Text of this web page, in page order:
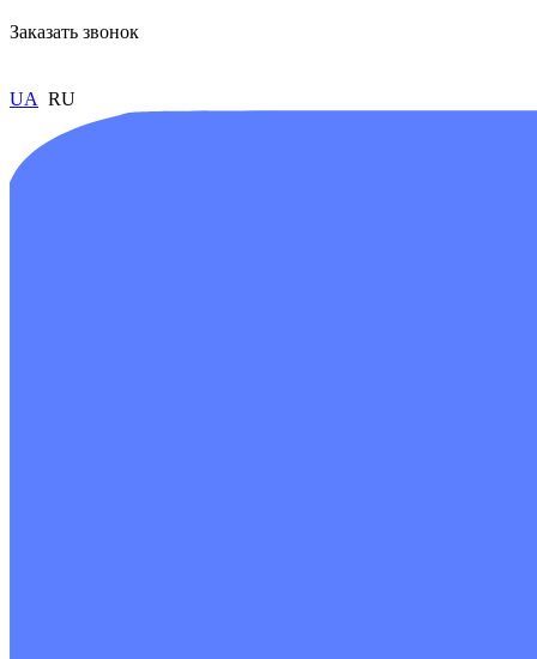
Заказать звонок
UA RU